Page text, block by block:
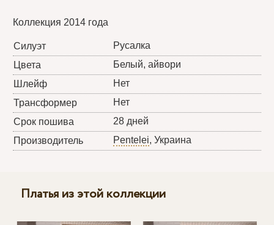
Коллекция 2014 года
Силуэт
Русалка
Цвета
Белый, айвори
Шлейф
Нет
Трансформер
Нет
Срок пошива
28 дней
Производитель
Pentelei, Украина
Платья из этой коллекции